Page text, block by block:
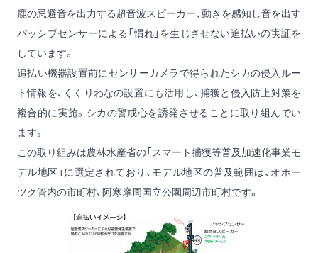
鹿の忌避音を出力する超音波スピーカー、動きを感知し音を出す
パッシブセンサーによる「慣れ」を生じさせない追払いの実証を
しています。
追払い機器設置前にセンサーカメラで得られたシカの侵入ルー
ト情報を、くくりわなの設置にも活用し、捕獲と侵入防止対策を
複合的に実施。シカの警戒心を誘発させることに取り組んでい
ます。
この取り組みは農林水産省の「スマート捕獲等普及加速化事業モ
デル地区」に選定されており、モデル地区の普及範囲は、オホー
ツク管内の市町村、阿寒摩周国立公園周辺市町村です。